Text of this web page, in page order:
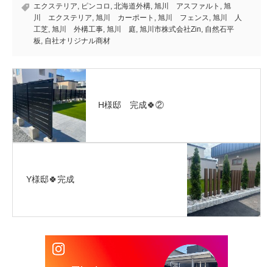
エクステリア, ピンコロ , 北海道外構, 旭川 アスファルト , 旭
川 エクステリア, 旭川 カーポート , 旭川 フェンス, 旭川 人
工芝, 旭川 外構工事, 旭川 庭, 旭川市株式会社Zin, 自然石平
板, 自社オリジナル商材
H様邸 完成🍀②
Y様邸🍀完成